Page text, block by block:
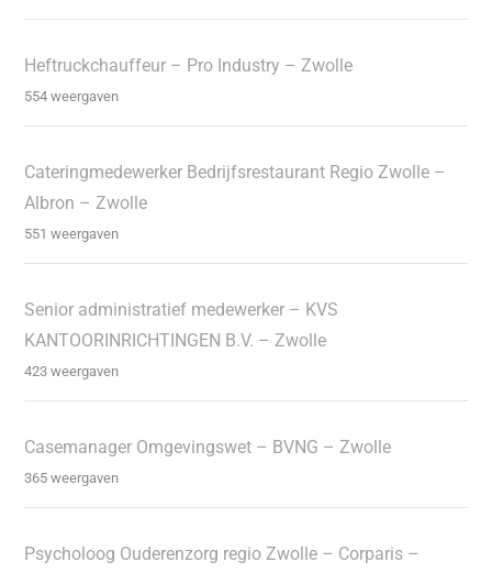
Heftruckchauffeur – Pro Industry – Zwolle
554 weergaven
Cateringmedewerker Bedrijfsrestaurant Regio Zwolle –
Albron – Zwolle
551 weergaven
Senior administratief medewerker – KVS
KANTOORINRICHTINGEN B.V. – Zwolle
423 weergaven
Casemanager Omgevingswet – BVNG – Zwolle
365 weergaven
Psycholoog Ouderenzorg regio Zwolle – Corparis –